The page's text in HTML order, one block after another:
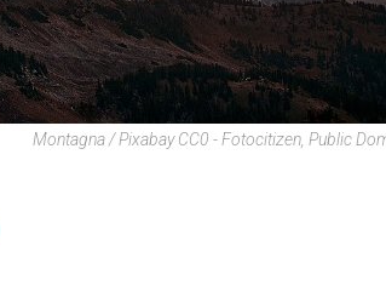
Montagna / Pixabay CC0 - Fotocitizen, Public